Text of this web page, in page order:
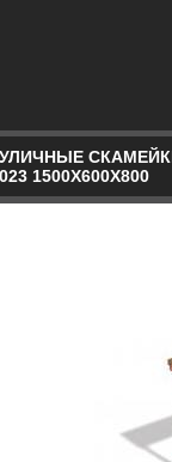
УЛИЧНЫЕ
023 1500X600X800